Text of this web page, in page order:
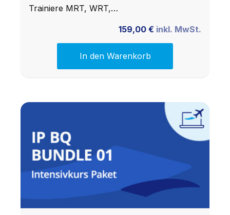
Trainiere MRT, WRT,…
159,00 € inkl. MwSt.
In den Warenkorb